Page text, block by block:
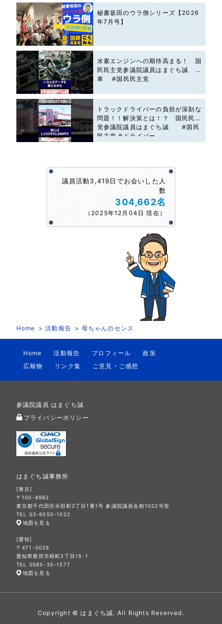
秘書坂田のウラ側シリーズ【2026
年7月号】
水素エンジンへの期待高まる！ 国
民民主党参議院議員はまぐち誠 #
車 #国民民主党
トラックドライバーの負担が深刻な
問題！！解決策とは！？ 国民民主
党参議院議員はまぐち誠 #国民
民主党 #ドライバー
議員活動3,419日でお会いした人
数
304,662名
（2025年12月04日 現在）
Home 活動報告 母ちゃんのセンス
Home 活動報告 プロフィール
政策
広報物
リンク集 ご意見・ご感想
参議院議員 はまぐち誠
プライバシーポリシー
はまぐち誠事務所
[東京]
〒100-8962
東京都千代田区永田町2丁目1番1号 参議院議員会館1022号室
TEL 03-6550-1022
地図を見る
[愛知]
〒471-0029
愛知県豊田市桜町2丁目15-1
TEL 0565-35-1577
地図を見る
Copyright © はまぐち誠. All Rights Reserved.